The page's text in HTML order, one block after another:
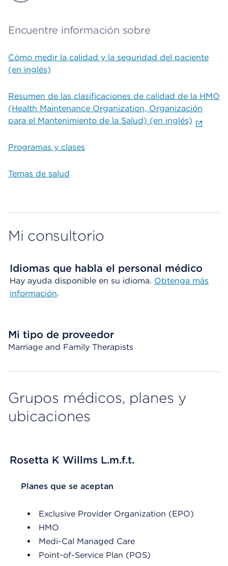
Encuentre información sobre
Cómo medir la calidad y la seguridad del paciente
(en inglés)
Resumen de las clasificaciones de calidad de la HMO
(Health Maintenance Organization, Organización
para el Mantenimiento de la Salud) (en inglés)
Programas y clases
Temas de salud
Mi consultorio
Idiomas que habla el personal médico
Hay ayuda disponible en su idioma. Obtenga más
información.
Mi tipo de proveedor
Marriage and Family Therapists
Grupos médicos, planes y
ubicaciones
Rosetta K Willms L.m.f.t.
List Header Planes que se aceptan
Planes que se aceptan
Exclusive Provider Organization (EPO)
HMO
Medi-Cal Managed Care
Point-of-Service Plan (POS)